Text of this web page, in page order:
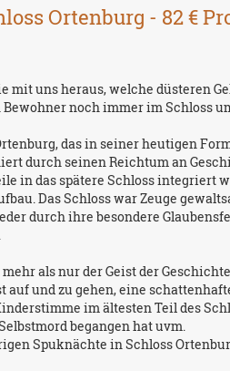
Ortenburg - 82 €
mit uns heraus, welche düsteren
noch immer im Schloss
das in seiner heutigen
durch seinen Reichtum an
in das spätere Schloss
Das Schloss war Zeuge
durch ihre besondere
als nur der Geist der
auf und zu gehen, eine
im ältesten Teil des
begangen hat uvm.
Spuknächte in Schloss